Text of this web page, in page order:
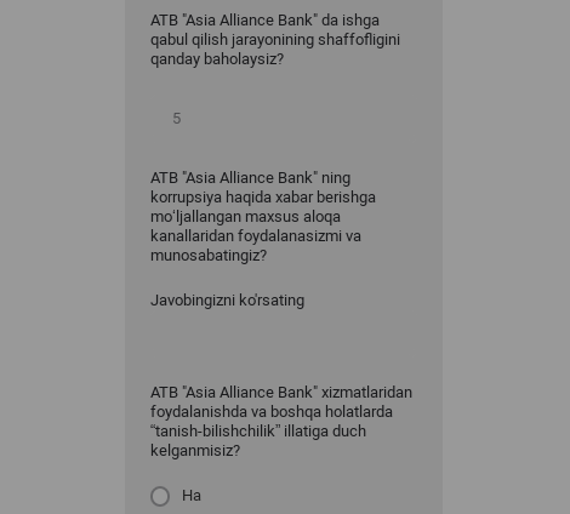
ATB "Asia Alliance Bank" da ishga
qabul qilish jarayonining shaffofligini
qanday baholaysiz?
ATB "Asia Alliance Bank" ning
korrupsiya haqida xabar berishga
mo‘ljallangan maxsus aloqa
kanallaridan foydalanasizmi va
munosabatingiz?
Javobingizni ko'rsating
ATB "Asia Alliance Bank" xizmatlaridan
foydalanishda va boshqa holatlarda
“tanish-bilishchilik” illatiga duch
kelganmisiz?
Ha